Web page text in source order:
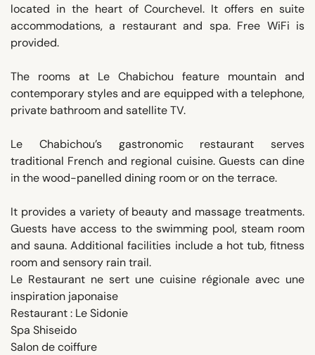
located in the heart of Courchevel. It offers en suite
accommodations, a restaurant and spa. Free WiFi is
provided.
The rooms at Le Chabichou feature mountain and
contemporary styles and are equipped with a telephone,
private bathroom and satellite TV.
Le Chabichou’s gastronomic restaurant serves
traditional French and regional cuisine. Guests can dine
in the wood-panelled dining room or on the terrace.
It provides a variety of beauty and massage treatments.
Guests have access to the swimming pool, steam room
and sauna. Additional facilities include a hot tub, fitness
room and sensory rain trail.
Le Restaurant ne sert une cuisine régionale avec une
inspiration japonaise
Restaurant : Le Sidonie
Spa Shiseido
Salon de coiffure